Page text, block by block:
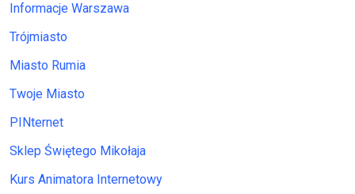
Informacje Warszawa
Trójmiasto
Miasto Rumia
Twoje Miasto
PINternet
Sklep Świętego Mikołaja
Kurs Animatora Internetowy